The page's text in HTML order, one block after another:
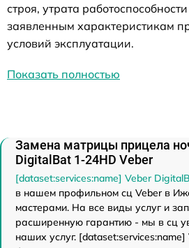
строя, утрата
заявленным характеристикам
условий эксплуатации.
Показать полностью
Замена матрицы прицела
DigitalBat 1-24HD Veber
[dataset:services:name] Veber
в нашем профильном сц Veber в
мастерами. На все виды услуг и
расширенную гарантию - мы в сц
наших услуг.